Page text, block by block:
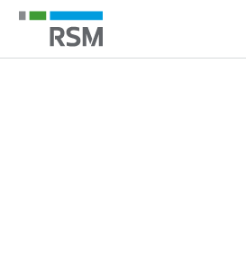
Ugrás
tartalomra